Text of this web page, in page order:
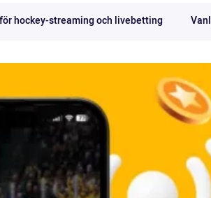
hockey-streaming och livebetting